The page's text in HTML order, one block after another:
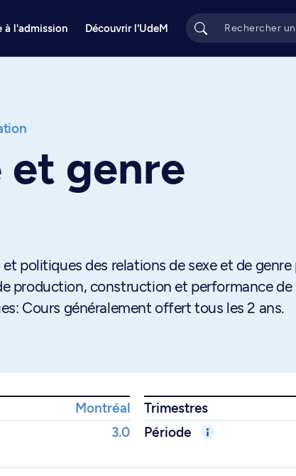
à l'admission Découvrir l'UdeM
et genre
politiques des relations de sexe et de genre
production, construction et performance de
Cours généralement offert tous les 2 ans.
Montréal
Trimestres
3.0 Période